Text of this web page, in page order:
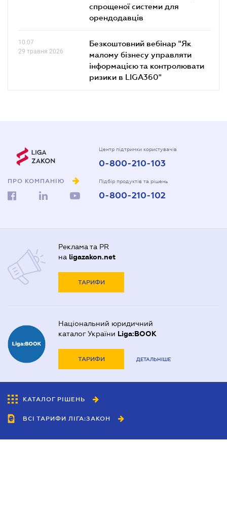
спрощеної системи для
орендодавців
10.07
29 травня 2026
Безкоштовний вебінар "Як
малому бізнесу управляти
інформацією та контролювати
ризики в LIGA360"
ПРО КОМПАНІЮ
Центр підтримки користувачів
0-800-210-103
Підбір продуктів та рішень
0-800-210-102
Реклама та PR
на ligazakon.net
ТАРИФИ
Національний юридичний
каталог України Liga:BOOK
ТАРИФИ ДЕТАЛЬНІШЕ
КАТАЛОГ РІШЕНЬ
ВСІ ТАРИФИ ЛІГА:ЗАКОН